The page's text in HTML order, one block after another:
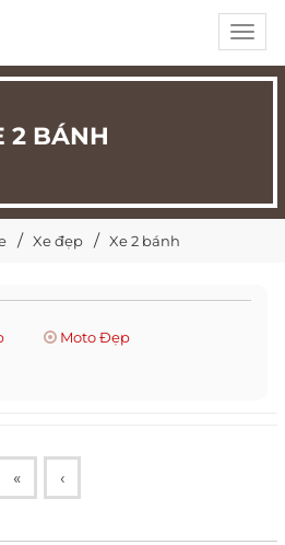
2 BÁNH
Xe đẹp Xe 2 bánh
Moto Đẹp
« ‹